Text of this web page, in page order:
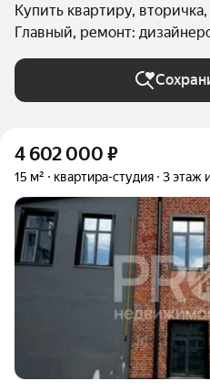
Купить квартиру,
Главный, ремонт:
4 602 000 ₽
15 м² квартира-студия 3 этаж